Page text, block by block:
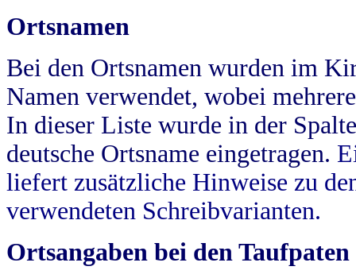
Ortsnamen
Bei den Ortsnamen wurden im
Namen verwendet, wobei
In dieser Liste wurde in der
deutsche Ortsname eingetragen.
liefert zusätzliche Hinweise zu
verwendeten Schreibvarianten.
Ortsangaben bei den Taufpaten